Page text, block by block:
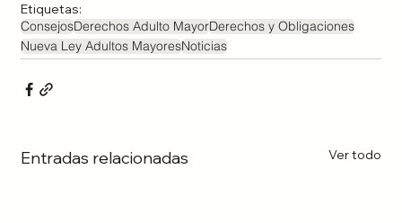
Etiquetas:
ConsejosDerechos Adulto MayorDerechos y Obligaciones
Nueva Ley Adultos MayoresNoticias
Entradas relacionadas Ver todo